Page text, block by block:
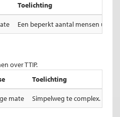
Toelichting
Een beperkt aantal mensen uit
over TTIP.
Toelichting
mate Simpelweg te complex.